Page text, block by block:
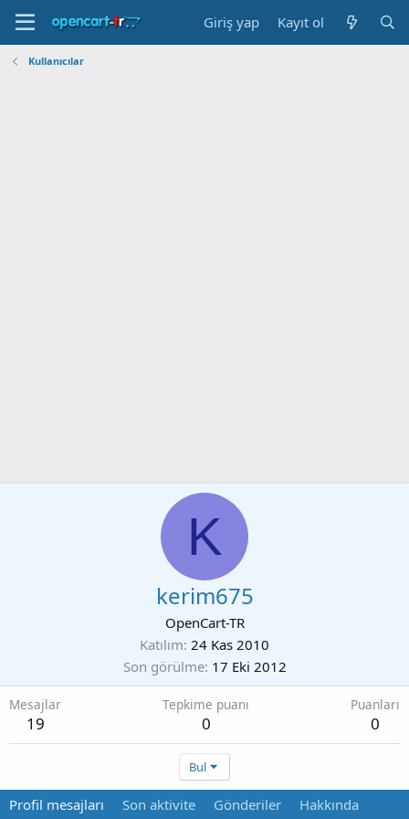
Giriş yap Kayıt ol
Kullanıcılar
K
kerim675
OpenCart-TR
Katılım 24 Kas 2010
Son görülme 17 Eki 2012
Mesajlar
19
Tepkime puanı
0
Puanları
0
Bul
Profil mesajları Son aktivite Gönderiler Hakkında